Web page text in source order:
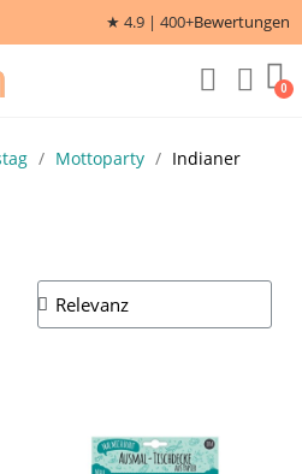
★ 4.9 | 400+Bewertungen
Mottoparty
Indianer